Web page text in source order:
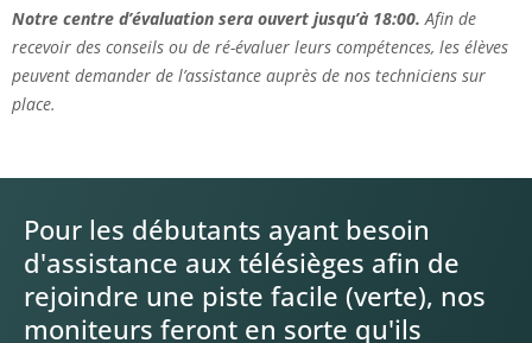
Notre centre d’évaluation sera ouvert jusqu’à 18:00.Afin de
recevoir des conseils ou de ré-évaluer leurs compétences, les élèves
peuvent demander de l’assistance auprès de nos techniciens sur
place.
Pour les débutants ayant besoin
d'assistance aux télésièges afin de
rejoindre une piste facile (verte), nos
moniteurs feront en sorte qu'ils